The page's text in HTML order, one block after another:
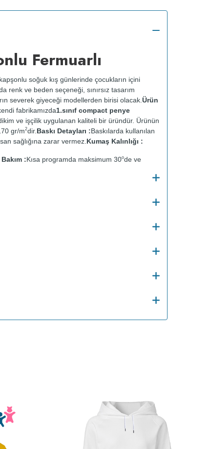
Fermuarlı
soğuk kış günlerinde çocukların içini
renk ve beden seçeneği, sınırsız tasarım
severek giyeceği modellerden birisi olacak. Ürün
fabrikamızda1.sınıf compact penye
ve işçilik uygulanan kaliteli bir üründür. Ürünün
gr/m2dir. Baskı Detayları :Baskılarda kullanılan
sağlığına zarar vermez. Kumaş Kalınlığı :
Bakım :Kısa programda maksimum 30ode ve